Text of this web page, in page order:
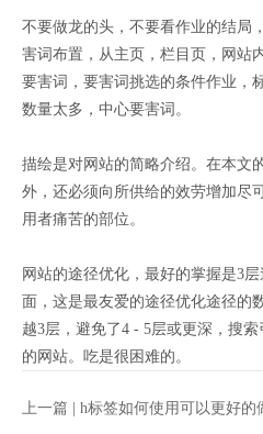
不要做龙的头，不要看作业的结局
害词布置，从主页，栏目页，网站
要害词，要害词挑选的条件作业，
数量太多，中心要害词。
描绘是对网站的简略介绍。在本文
外，还必须向所供给的效劳增加尽
用者痛苦的部位。
网站的途径优化，最好的掌握是3
面，这是最友爱的途径优化途径的
越3层，避免了4 - 5层或更深，搜
的网站。吃是很困难的。
上一篇 | h标签如何使用可以更好的